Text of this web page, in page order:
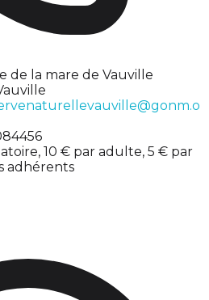
de la mare de Vauville
10 € par adulte, 5 € par
adhérents